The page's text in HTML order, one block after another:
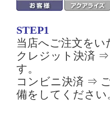
STEP1
当店へご注文を
クレジット決済
す。
コンビニ決済 ⇒
備をしてください